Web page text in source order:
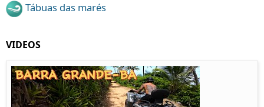
Tábuas das marés
VIDEOS